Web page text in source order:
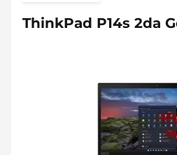
ThinkPad P14s 2da